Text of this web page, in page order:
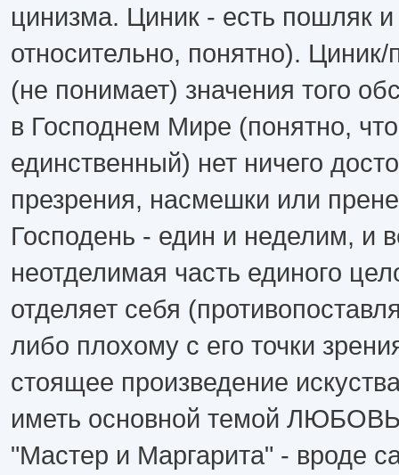
цинизма. Циник - есть пошляк и
относительно, понятно).
(не понимает) значения того
в Господнем Мире (понятно,
единственный) нет ничего
презрения, насмешки или
Господень - един и неделим, и
неотделимая часть единого
отделяет себя
либо плохому с его точки
стоящее произведение
иметь основной темой
"Мастер и Маргарита" - вроде